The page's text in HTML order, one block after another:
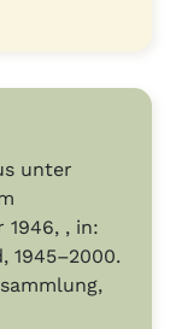
unter
1946, , in:
1945–2000.